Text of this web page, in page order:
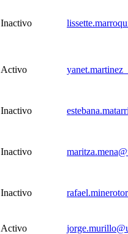
Inactivo
Activo
Inactivo
Inactivo
Inactivo
Activo